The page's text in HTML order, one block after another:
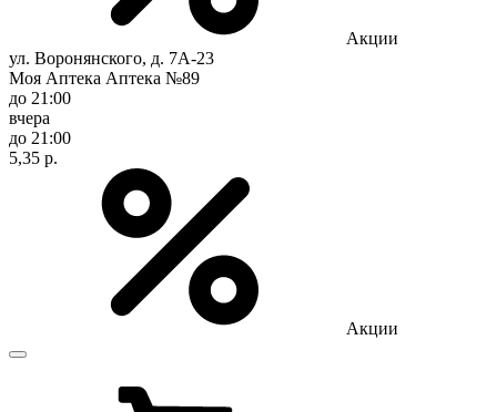
Акции
ул. Воронянского, д. 7А-23
Моя Аптека Аптека №89
до 21:00
вчера
до 21:00
5,35 р.
Акции